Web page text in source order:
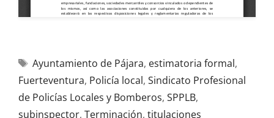
Ayuntamiento de Pájara, estimatoria formal,
Fuerteventura, Policía local, Sindicato Profesional
de Policías Locales y Bomberos, SPPLB,
subinspector, Terminación, titulaciones